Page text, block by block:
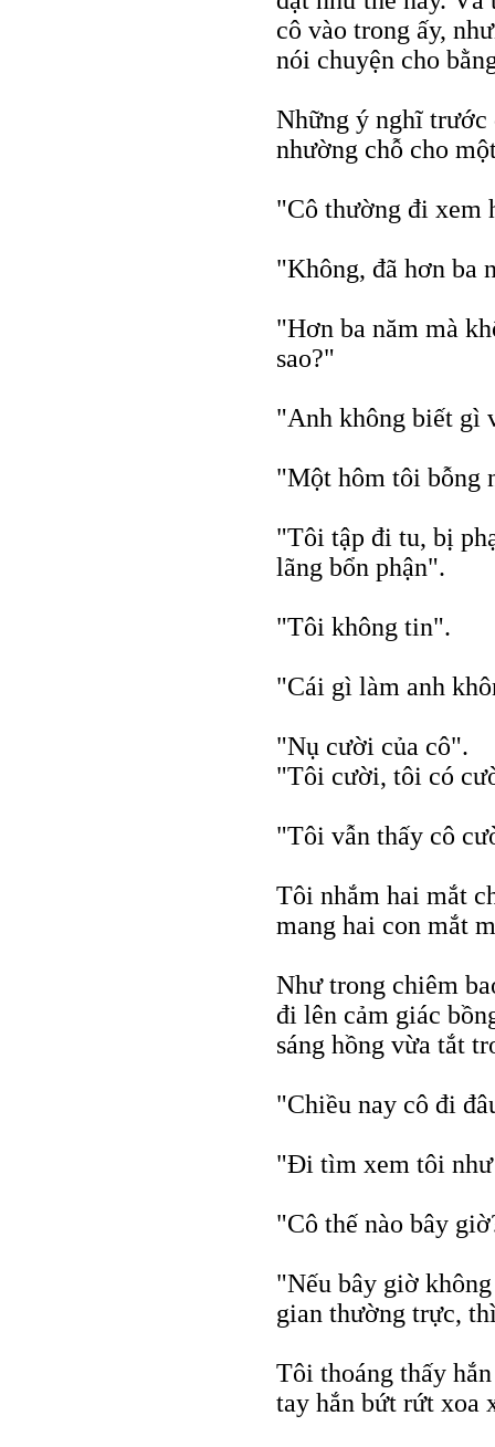
cô vào trong ấy,
nói chuyện cho
Những ý nghĩ trước
nhường chỗ cho
"Cô thường đi xem
"Không, đã hơn ba
"Hơn ba năm mà
sao?"
"Anh không biết gì
"Một hôm tôi bỗng
"Tôi tập đi tu, bị
lãng bổn phận".
"Tôi không tin".
"Cái gì làm anh
"Nụ cười của cô".
"Tôi cười, tôi có
"Tôi vẫn thấy cô
Tôi nhắm hai mắt
mang hai con mắt
Như trong chiêm
đi lên cảm giác
sáng hồng vừa tắt
"Chiều nay cô đi
"Đi tìm xem tôi như
"Cô thế nào bây
"Nếu bây giờ
gian thường trực,
Tôi thoáng thấy
tay hắn bứt rứt xoa